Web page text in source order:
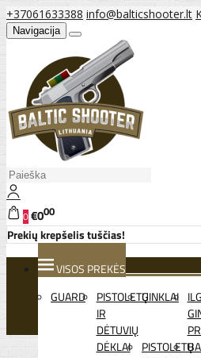
+37061633388 info@balticshooter.lt
Navigacija
0€000
Prekių krepšelis tuščias!
VISOS PREKĖS
GUARD
PISTOLETŲ
IR
DĖTUVIŲ
DĖKLAI
GINKLAI
PISTOLETŲ